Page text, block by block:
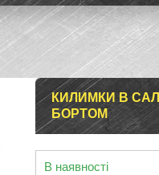
КИЛИМКИ В
БОРТОМ
В наявності